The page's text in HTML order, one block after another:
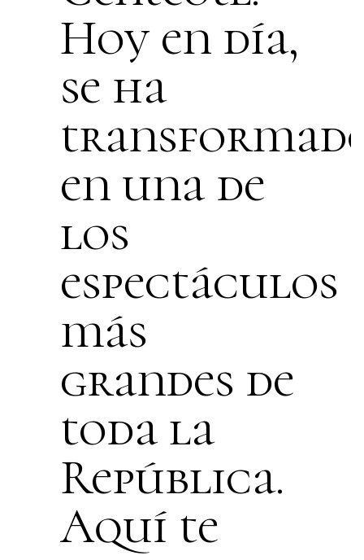
Hoy en día,
se ha
en una de
los
espectáculos
más
grandes de
toda la
República.
Aquí te